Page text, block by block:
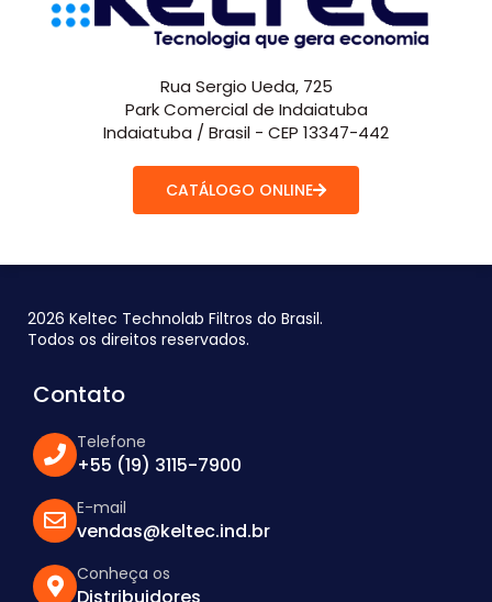
Rua Sergio Ueda, 725
Park Comercial de Indaiatuba
Indaiatuba / Brasil - CEP 13347-442
CATÁLOGO ONLINE
2026 Keltec Technolab Filtros do Brasil.
Todos os direitos reservados.
Contato
Telefone
+55 (19) 3115-7900
E-mail
vendas@keltec.ind.br
Conheça os